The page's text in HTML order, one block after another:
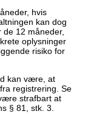
hvis
kan dog
12 måneder,
oplysninger
risiko for
kan være, at
registrering. Se
strafbart at
§ 81, stk. 3.